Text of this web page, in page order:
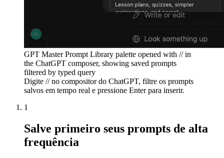
GPT Master Prompt Library palette opened with // in
the ChatGPT composer, showing saved prompts
filtered by typed query
Digite // no compositor do ChatGPT, filtre os prompts
salvos em tempo real e pressione Enter para inserir.
1
Salve primeiro seus prompts de alta
frequência